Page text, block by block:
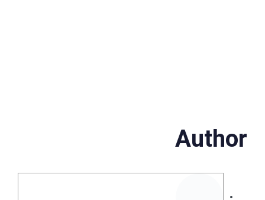
Author